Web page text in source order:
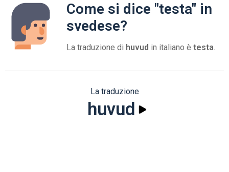
Come si dice "testa" in
svedese?
La traduzione di huvud in italiano è testa.
La traduzione
huvud